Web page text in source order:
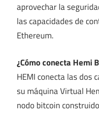
aprovechar la
las capacidades de
Ethereum.
¿Cómo conecta Hemi
HEMI conecta las dos
su máquina Virtual
nodo bitcoin